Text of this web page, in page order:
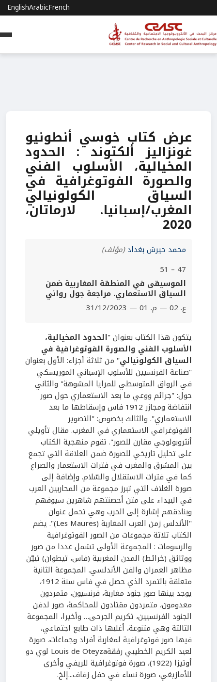
French
Arabic
English
عرض كتاب خوسي أنطونيو
غونزاليز ألكتوند : الحدود
المخيالية، الأسلوب الفني
والصورة الفوتوغرافية في
السياق الكولونيالي
المغرب/إسبانيا. لارماتان،
2020
محمد حيرش بغداد(مؤلف)
47 – 51
الموسيقى في المنطقة المغاربية ضمن
السياق الاستعماري. مراجعة جول رواني
ع. 02 — م. 01 — 31/12/2023
يتكون هذا الكتاب بعنوان "الحدود المخيالية،
الأسلوب الفني والصورة الفوتوغرافية في
السياق الكولونيالي" من ثلاثة أجزاء: الأول بعنوان
"صناعة الفرنسيين للأسلوب الإسباني الموريسكي
في الرواق المتوسطي للمرايا المشوهة" والثاني
حول: "جرائم ووعي ما بعد الاستعماري حول صور
انتفاضة ومجازر 1912 فاس وإسقاطها ما بعد
الاستعماري". والثالث بخصوص: "التصوير
الفوتوغرافي الاستعماري في المغرب. مقال تأويلي
أنثروبولوجي مقارن للصور". تقوم منهجية الكتاب
على تحليل تاريخي للصورة ضمن العلاقة التي تجمع
بين المشرق والمغرب في فترات الاستعمار والصراع
كما في فترات الاستقلال والسّلام. وإضافة إلى
صورة الغلاف التي تبرز مجموعة من المحاربين العرب
في البيداء على متن أحصنتهم شاهرين سيوفهم
وبنادقهم إشارة إلى الحرب وهي تحمل عنوان
"الأندلس زمن العرب المغاربة (Les Maures)". يضم
الكتاب ثلاثة مجموعات من الصور الفوتوغرافية
والرسومات : المجموعة الأولى تشمل عددا من صور
ووثائق (خرائط) المدن المغربية (فاس، تيطوان) تبيّن
مظاهر العمران والفن الأندلسي. المجموعة الثانية
متعلقة بالتمرد الذي حصل في فاس سنة 1912،
يوجد بينها صور جنود مغاربة، فرنسيون، متمردون
معدومون، متمردون مقتادون للمحاكمة، صور لدفن
الجنود الفرنسيين، تكريم الجرحى… وأخيرا، المجموعة
الثالثة وهي متنوعة، أغلبها ذات طابع اجتماعي،
فيها صور فوتوغرافية لمغاربة أفراد وجماعات، صورة
لعبد الكريم الخطيبي رفقةLouis de Oteyza لوي دو
أوتيزا (1922)، صورة فوتوغرافية للريفي وأخرى
للأمازيغي، صورة نساء في حفل زفاف...إلخ.